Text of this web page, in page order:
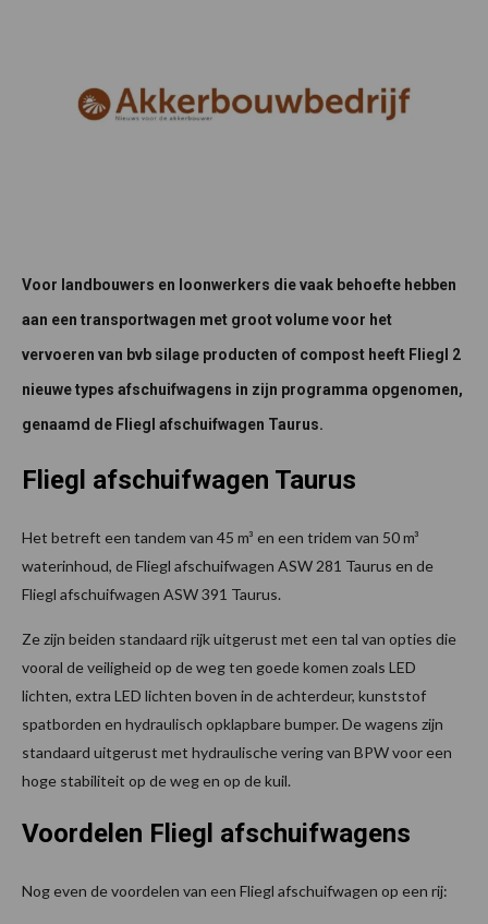
Voor landbouwers en loonwerkers die vaak behoefte hebben
aan een transportwagen met groot volume voor het
vervoeren van bvb silage producten of compost heeft Fliegl 2
nieuwe types afschuifwagens in zijn programma opgenomen,
genaamd de Fliegl afschuifwagen Taurus.
Fliegl afschuifwagen Taurus
Het betreft een tandem van 45 m³ en een tridem van 50 m³
waterinhoud, de Fliegl afschuifwagen ASW 281 Taurus en de
Fliegl afschuifwagen ASW 391 Taurus.
Ze zijn beiden standaard rijk uitgerust met een tal van opties die
vooral de veiligheid op de weg ten goede komen zoals LED
lichten, extra LED lichten boven in de achterdeur, kunststof
spatborden en hydraulisch opklapbare bumper. De wagens zijn
standaard uitgerust met hydraulische vering van BPW voor een
hoge stabiliteit op de weg en op de kuil.
Voordelen Fliegl afschuifwagens
Nog even de voordelen van een Fliegl afschuifwagen op een rij: